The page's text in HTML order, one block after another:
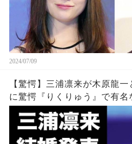
2024/07/09
【驚愕】三浦凛来が木原龍
に驚愕『りくりゅう』で有名
ト選手の父親の職業に言葉を